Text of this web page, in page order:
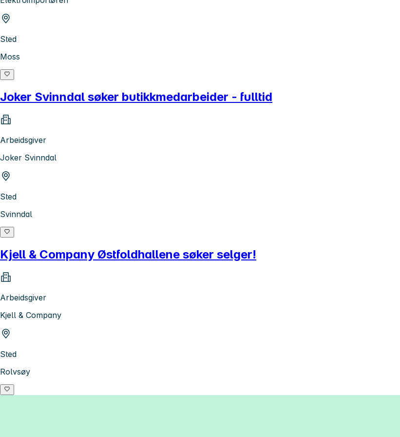
Sted
Moss
Joker Svinndal søker butikkmedarbeider - fulltid
Arbeidsgiver
Joker Svinndal
Sted
Svinndal
Kjell & Company Østfoldhallene søker selger!
Arbeidsgiver
Kjell & Company
Sted
Rolvsøy